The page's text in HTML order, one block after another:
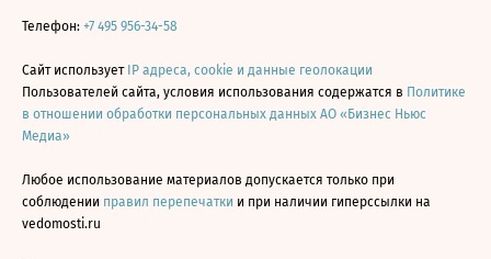
Телефон: +7 495 956-34-58
Сайт использует IP адреса, cookie и данные геолокации
Пользователей сайта, условия использования содержатся в Политике
в отношении обработки персональных данных АО «Бизнес Ньюс
Медиа»
Любое использование материалов допускается только при
соблюдении правил перепечатки и при наличии гиперссылки на
vedomosti.ru